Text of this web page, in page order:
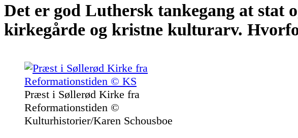
Det er god Luthersk tankegang at stat
kirkegårde og kristne kulturarv.
Præst i Søllerød Kirke fra
Reformationstiden ©
Kulturhistorier/Karen Schousboe